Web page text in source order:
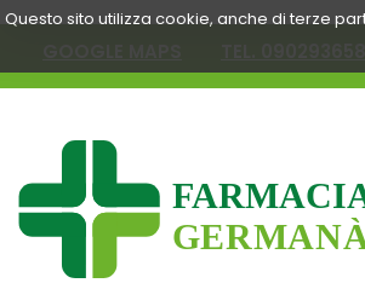
Passa
principale
Questo sito utilizza cookie, anche di terze